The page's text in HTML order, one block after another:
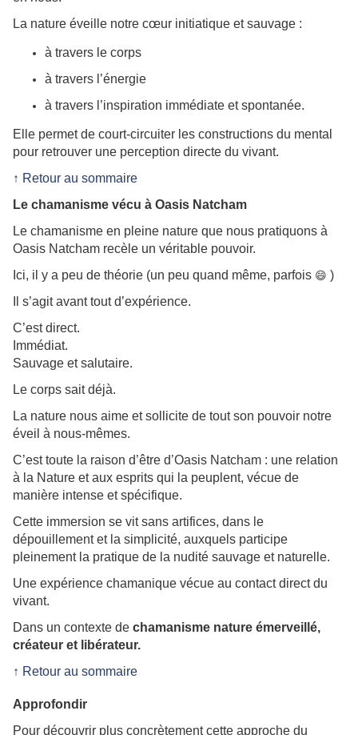
La nature éveille notre cœur initiatique et sauvage :
à travers le corps
à travers l’énergie
à travers l’inspiration immédiate et spontanée.
Elle permet de court-circuiter les constructions du mental
pour retrouver une perception directe du vivant.
↑ Retour au sommaire
Le chamanisme vécu à Oasis Natcham
Le chamanisme en pleine nature que nous pratiquons à
Oasis Natcham recèle un véritable pouvoir.
Ici, il y a peu de théorie (un peu quand même, parfois 😄 )
Il s’agit avant tout d’expérience.
C’est direct.
Immédiat.
Sauvage et salutaire.
Le corps sait déjà.
La nature nous aime et sollicite de tout son pouvoir notre
éveil à nous-mêmes.
C’est toute la raison d’être d’Oasis Natcham : une relation
à la Nature et aux esprits qui la peuplent, vécue de
manière intense et spécifique.
Cette immersion se vit sans artifices, dans le
dépouillement et la simplicité, auxquels participe
pleinement la pratique de la nudité sauvage et naturelle.
Une expérience chamanique vécue au contact direct du
vivant.
Dans un contexte de chamanisme nature émerveillé,
créateur et libérateur.
↑ Retour au sommaire
Approfondir
Pour découvrir plus concrètement cette approche du